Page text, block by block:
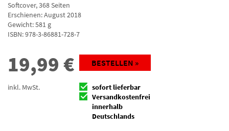
Softcover,368Seiten
Erschienen: August 2018
Gewicht: 581 g
ISBN:978-3-86881-728-7
19,99 €
inkl. MwSt.
BESTELLEN »
sofort lieferbar
Versandkostenfrei
innerhalb
Deutschlands